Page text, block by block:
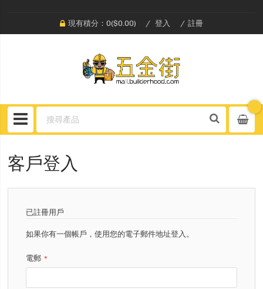
現有積分：0($0.00) 登入 註冊
客戶登入
已註冊用戶
如果你有一個帳戶，使用您的電子郵件地址登入。
電郵